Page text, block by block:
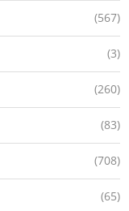
(567)
(3)
(260)
(83)
(708)
(65)